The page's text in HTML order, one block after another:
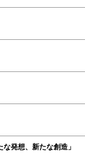
発想、新たな創造」